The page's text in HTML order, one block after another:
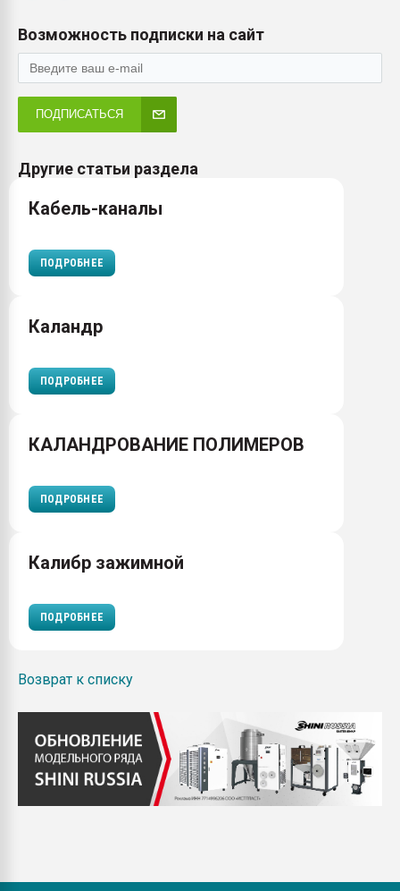
Возможность подписки на сайт
ПОДПИСАТЬСЯ
Другие статьи раздела
Кабель-каналы
ПОДРОБНЕЕ
Каландр
ПОДРОБНЕЕ
КАЛАНДРОВАНИЕ ПОЛИМЕРОВ
ПОДРОБНЕЕ
Калибр зажимной
ПОДРОБНЕЕ
Возврат к списку